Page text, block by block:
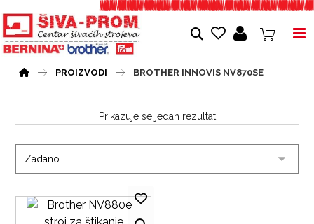
PROIZVODI BROTHER INNOVIS NV870SE
Prikazuje se jedan rezultat